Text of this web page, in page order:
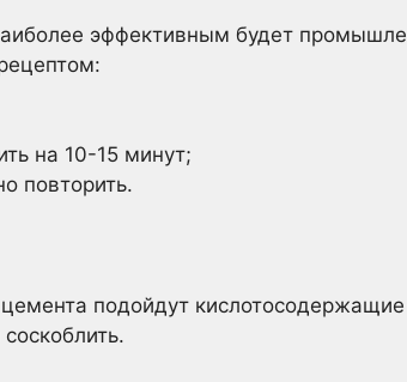
эффективным будет
на 10-15 минут;
повторить.
подойдут